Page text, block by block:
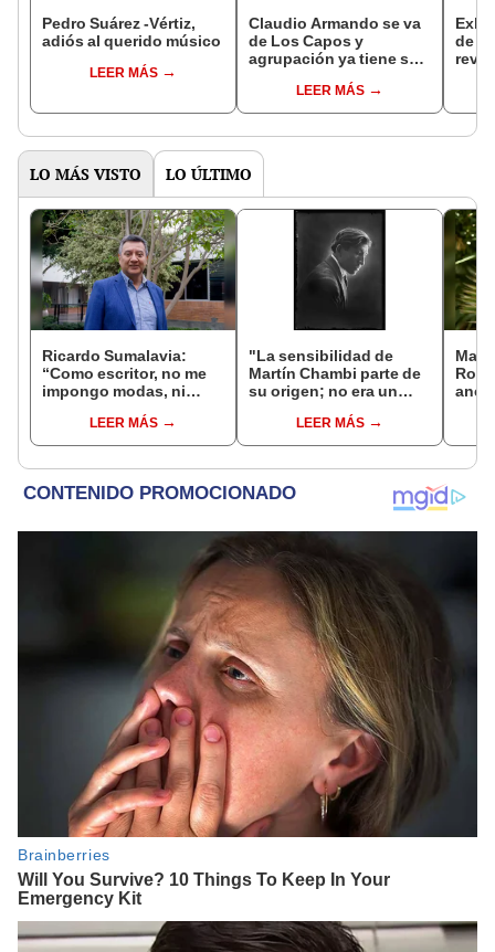
Pedro Suárez -Vértiz,
adiós al querido músico
LEER MÁS
Claudio Armando se va
de Los Capos y
agrupación ya tiene su
LEER MÁS
de
LO MÁS VISTO LO ÚLTIMO
Ricardo Sumalavia:
“Como escritor, no me
impongo modas, ni
vender mejor”
LEER MÁS
"La sensibilidad de
Martín Chambi parte de
su origen; no era un
integraba con el
pueblo”
LEER MÁS